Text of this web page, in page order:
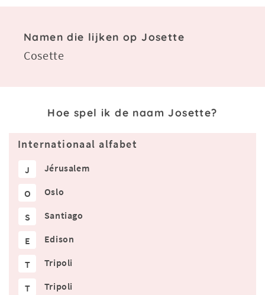
Namen die lijken op Josette
Cosette
Hoe spel ik de naam Josette?
Internationaal alfabet
J Jérusalem
O Oslo
S Santiago
E Edison
T Tripoli
T Tripoli